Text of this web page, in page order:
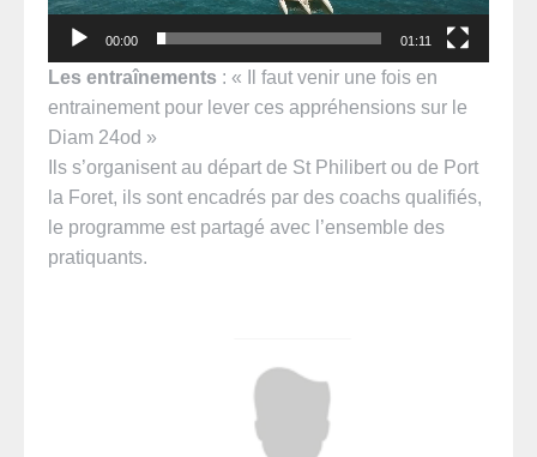
00:00 01:11
Les entraînements : « Il faut venir une fois en
entrainement pour lever ces appréhensions sur le
Diam 24od »
Ils s’organisent au départ de St Philibert ou de Port
la Foret, ils sont encadrés par des coachs qualifiés,
le programme est partagé avec l’ensemble des
pratiquants.